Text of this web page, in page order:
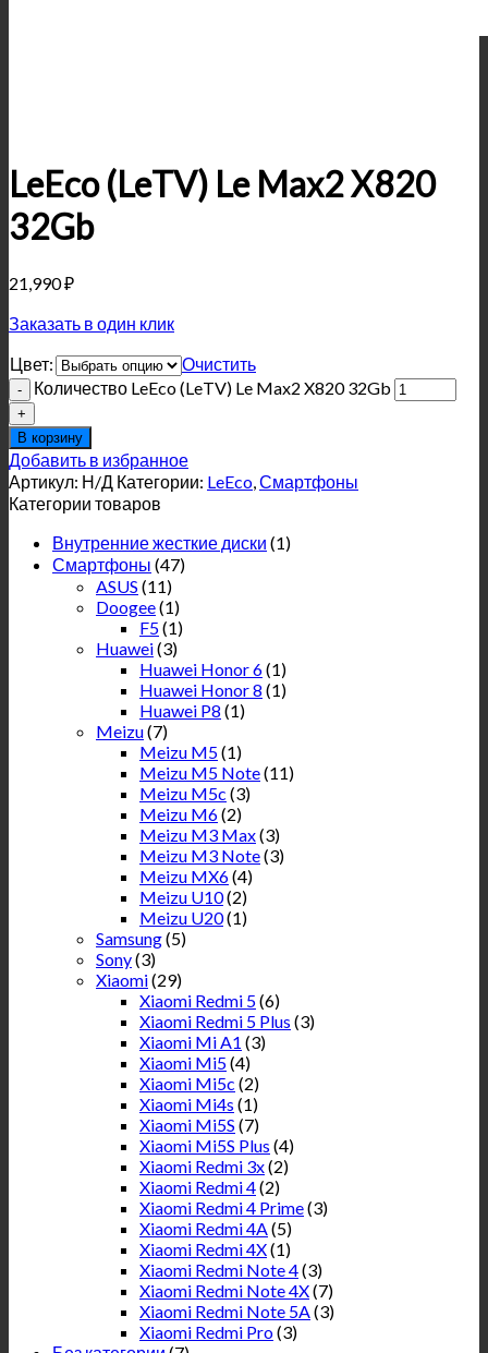
LeEco (LeTV) Le Max2 X820
32Gb
21,990₽
Заказать в один клик
Цвет:
Очистить
Количество LeEco (LeTV) Le Max2 X820 32Gb
В корзину
Добавить в избранное
Артикул: Н/Д Категории: LeEco,Смартфоны
Категории товаров
Внутренние жесткие диски (1)
Смартфоны (47)
ASUS (11)
Doogee(1)
F5(1)
Huawei(3)
Huawei Honor 6(1)
Huawei Honor 8 (1)
Huawei P8 (1)
Meizu(7)
Meizu M5(1)
Meizu M5 Note(11)
Meizu M5c (3)
Meizu M6(2)
Meizu M3 Max(3)
Meizu M3 Note(3)
Meizu MX6(4)
Meizu U10(2)
Meizu U20(1)
Samsung(5)
Sony(3)
Xiaomi(29)
Xiaomi Redmi 5(6)
Xiaomi Redmi 5 Plus (3)
Xiaomi Mi A1 (3)
Xiaomi Mi5(4)
Xiaomi Mi5c (2)
Xiaomi Mi4s (1)
Xiaomi Mi5S (7)
Xiaomi Mi5S Plus (4)
Xiaomi Redmi 3x(2)
Xiaomi Redmi 4(2)
Xiaomi Redmi 4 Prime(3)
Xiaomi Redmi 4A(5)
Xiaomi Redmi 4X(1)
Xiaomi Redmi Note 4(3)
Xiaomi Redmi Note 4X(7)
Xiaomi Redmi Note 5A(3)
Xiaomi Redmi Pro(3)